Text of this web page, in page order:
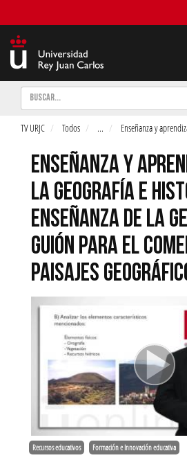
Buscar
TV URJC Todos ... Enseñanza y
ENSEÑANZA Y
LA GEOGRAFÍA E
ENSEÑANZA DE LA
GUIÓN PARA EL
PAISAJES
Recursos educativos Formación e Innovación educativa